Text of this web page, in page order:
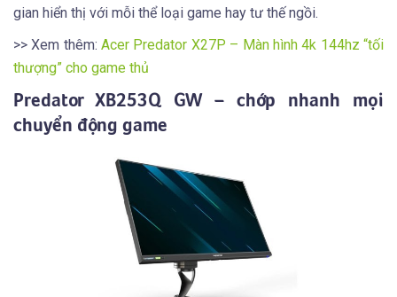
gian hiển thị với mỗi thể loại game hay tư thế ngồi.
>> Xem thêm:Acer Predator X27P – Màn hình 4k 144hz “tối
thượng” cho game thủ
Predator XB253Q GW – chớp nhanh mọi
chuyển động game